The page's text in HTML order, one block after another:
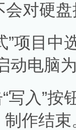
对硬
目中选
动电脑
入”按
制作结束